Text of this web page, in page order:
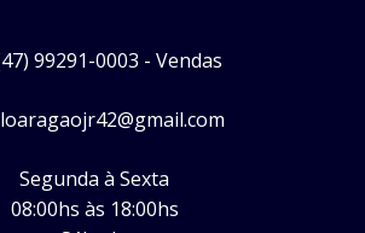
99291-0003 - Vendas
Segunda à Sexta
08:00hs às 18:00hs